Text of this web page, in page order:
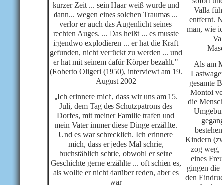
kurzer Zeit ... sein Haar weiß wurde und
dann... wegen eines solchen Traumas ...
verlor er auch das Augenlicht seines
rechten Auges. ... Das heißt ... es musste
irgendwo explodieren ... er hat die Kraft
gefunden, nicht verrückt zu werden ... und
er hat mit seinem dafür Körper bezahlt."
(Roberto Oligeri (1950), interviewt am 19.
August 2002
„Ich erinnere mich, dass wir uns am 15.
Juli, dem Tag des Schutzpatrons des
Dorfes, mit meiner Familie trafen und
mein Vater immer diese Dinge erzählte.
Und es war schrecklich. Ich erinnere
mich, dass er jedes Mal schrie,
buchstäblich schrie, obwohl er seine
Geschichte gerne erzählte ... oft schien es,
als wollte er nicht darüber reden, aber es
war
Valla
entfernt.
man, wie
Als am
gesamte
Montoi
die
Kindern
zog weg,
eines
gingen
den